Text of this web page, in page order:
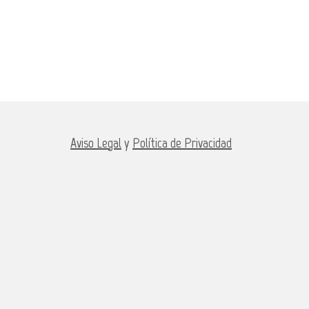
Aviso Legaly Política de Privacidad